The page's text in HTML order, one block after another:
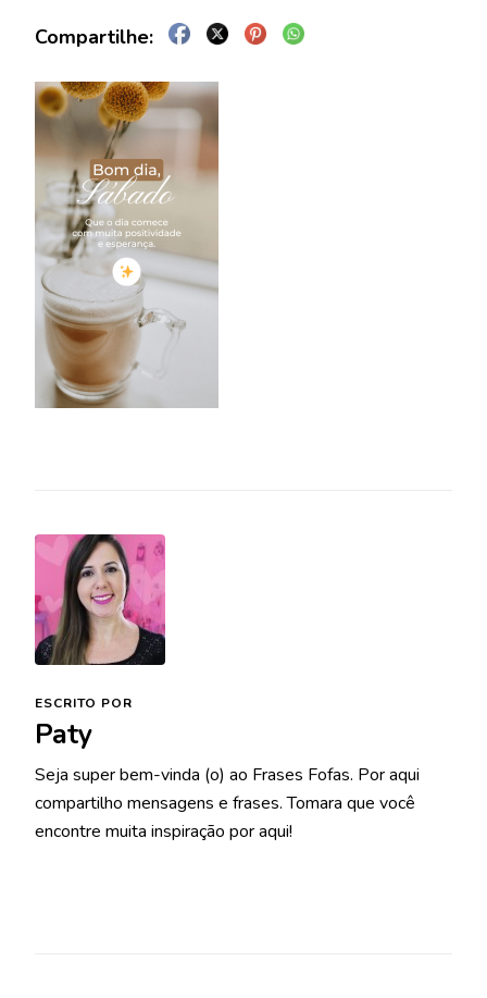
ESCRITO POR
Paty
Seja super bem-vinda (o) ao Frases Fofas. Por aqui
compartilho mensagens e frases. Tomara que você
encontre muita inspiração por aqui!